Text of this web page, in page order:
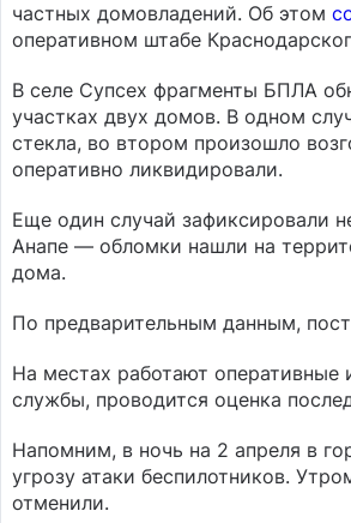
частных домовладений. Об этом
оперативном штабе
В селе Супсех фрагменты БПЛА
участках двух домов. В одном
стекла, во втором произошло
оперативно ликвидировали.
Еще один случай зафиксировали
Анапе — обломки нашли на
дома.
По предварительным данным,
На местах работают оперативные
службы, проводится оценка
Напомним, в ночь на 2 апреля в
угрозу атаки беспилотников.
отменили.